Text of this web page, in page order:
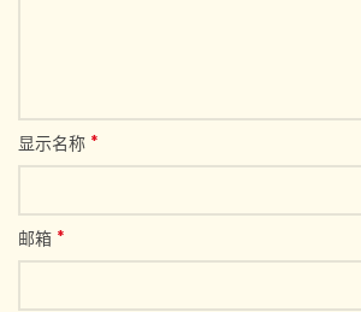
显示名称 *
邮箱 *